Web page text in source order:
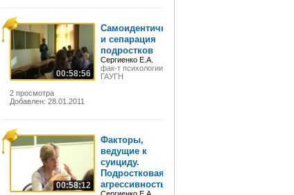
00:58:56
2 просмотра
Добавлен: 28.01.2011
Самоидентичность
и сепарация
подростков
Сергиенко Е.А.
фак-т психологии
ГАУГН
00:58:12
Факторы,
ведущие к
суициду.
Подростковая
агрессивность